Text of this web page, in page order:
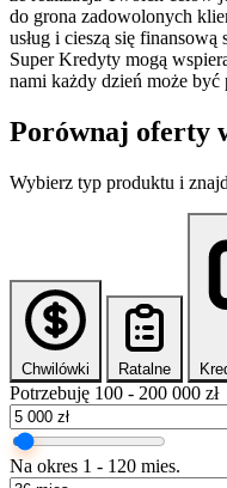
do grona zadowolonych
usług i cieszą się
Super Kredyty mogą
nami każdy dzień może być
Porównaj oferty
Wybierz typ produktu i
Chwilówki Ratalne
Potrzebuję 100 - 200 000 zł
Na okres 1 - 120 mies.